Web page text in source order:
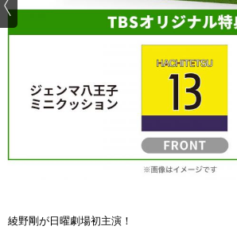
綾野剛が日曜劇場初主演！